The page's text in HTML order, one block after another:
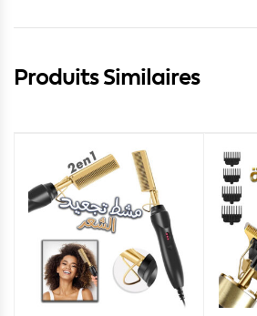
Produits Similaires